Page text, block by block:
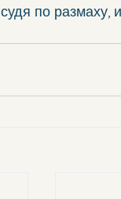
по размаху,